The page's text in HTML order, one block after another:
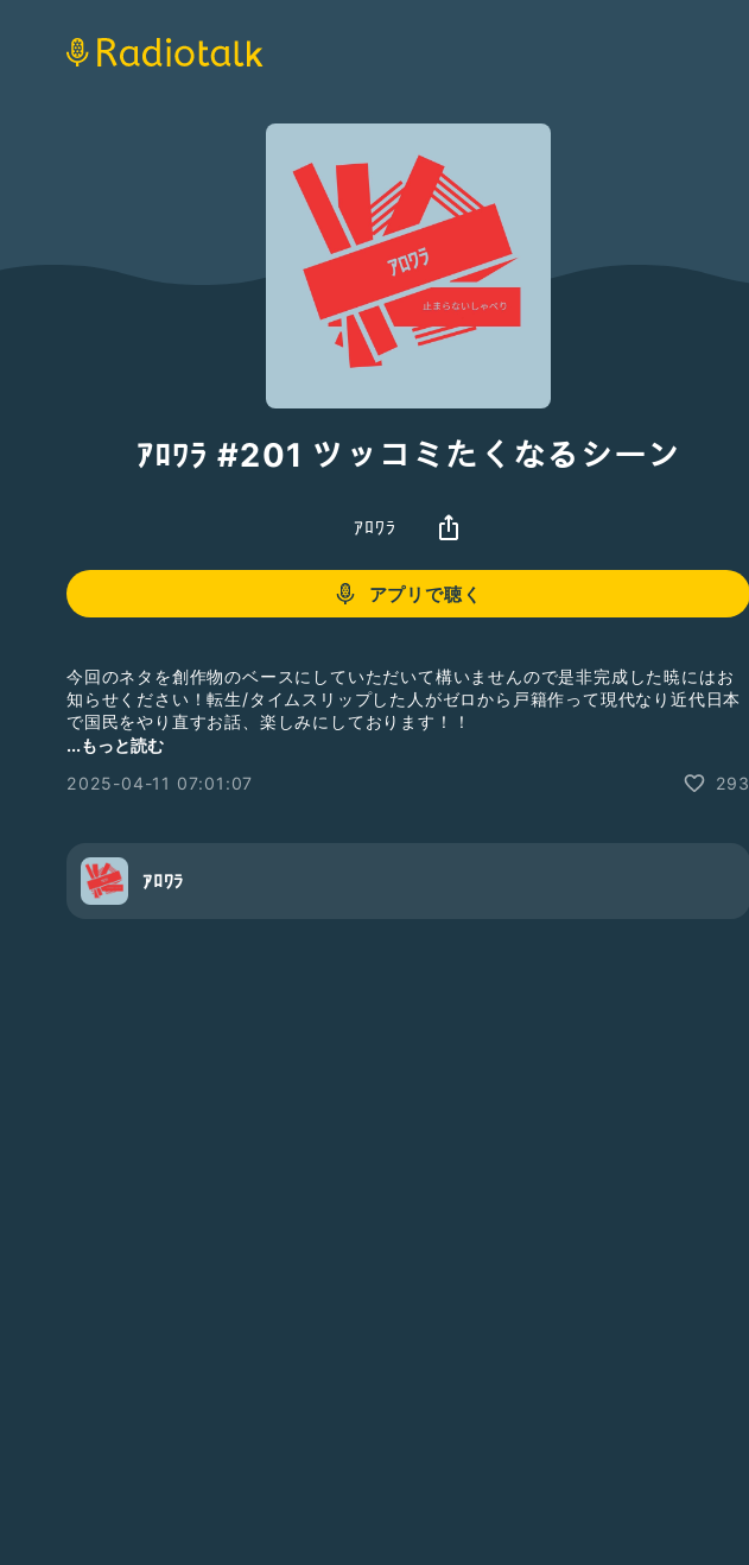
ｱﾛﾜﾗ #201 ツッコミたくなるシーン
ｱﾛﾜﾗ
アプリで聴く
今回のネタを創作物のベースにしていただいて構いませんので是非完成した暁にはお
知らせください！転生/タイムスリップした人がゼロから戸籍作って現代なり近代日本
で国民をやり直すお話、楽しみにしております！！
【レーティングなし】
...もっと読む
2025-04-11 07:01:07
293
ｱﾛﾜﾗ